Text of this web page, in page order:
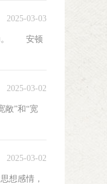
2025-03-03
助。 安顿
2025-03-02
敞”和“宽
2025-03-02
想感情，